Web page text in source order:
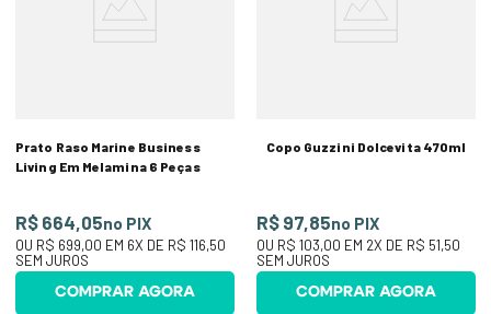
Prato Raso Marine Business
Living Em Melamina 6 Peças
R$ 664,05no PIX
OU R$ 699,00 EM 6X DE R$ 116,50
SEM JUROS
COMPRAR AGORA
Copo Guzzini Dolcevita 470ml
R$ 97,85no PIX
OU R$ 103,00 EM 2X DE R$ 51,50
SEM JUROS
COMPRAR AGORA